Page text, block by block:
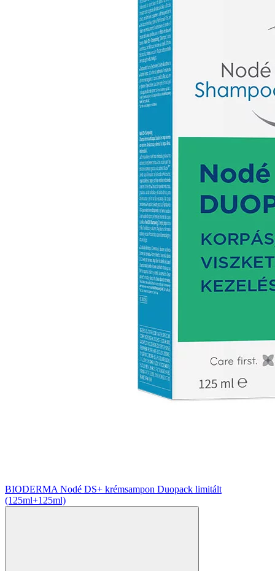
BIODERMA Nodé DS+ krémsampon Duopack limitált
(125ml+125ml)